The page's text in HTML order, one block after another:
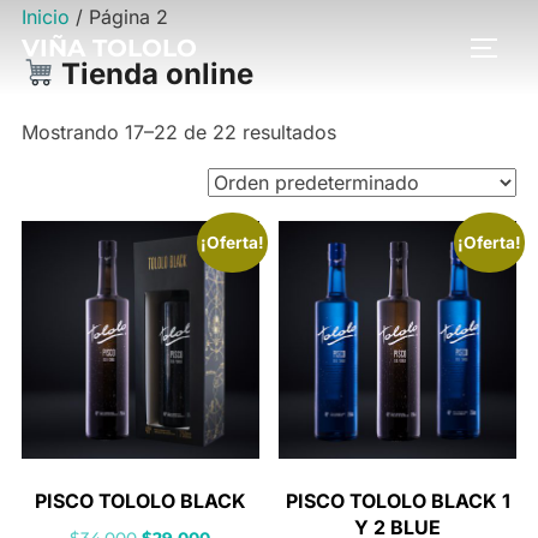
Saltar
contenido
VIÑA TOLOLO
Inicio / Página 2
Tienda online
Mostrando 17–22 de 22 resultados
¡Oferta!
PISCO TOLOLO BLACK
¡Oferta!
PISCO TOLOLO BLACK 1
Y 2 BLUE